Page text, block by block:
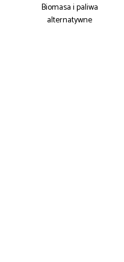
Biomasa i paliwa
alternatywne